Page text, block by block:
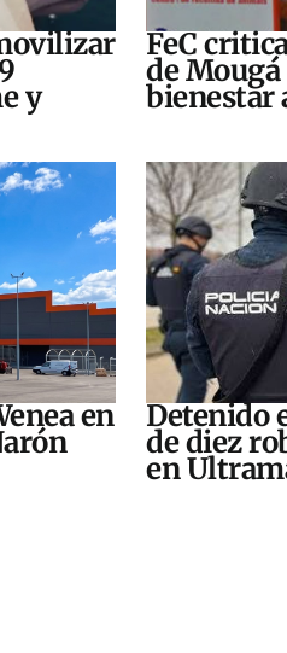
y
FeC
de
bienestar
en Detenido
de diez
en